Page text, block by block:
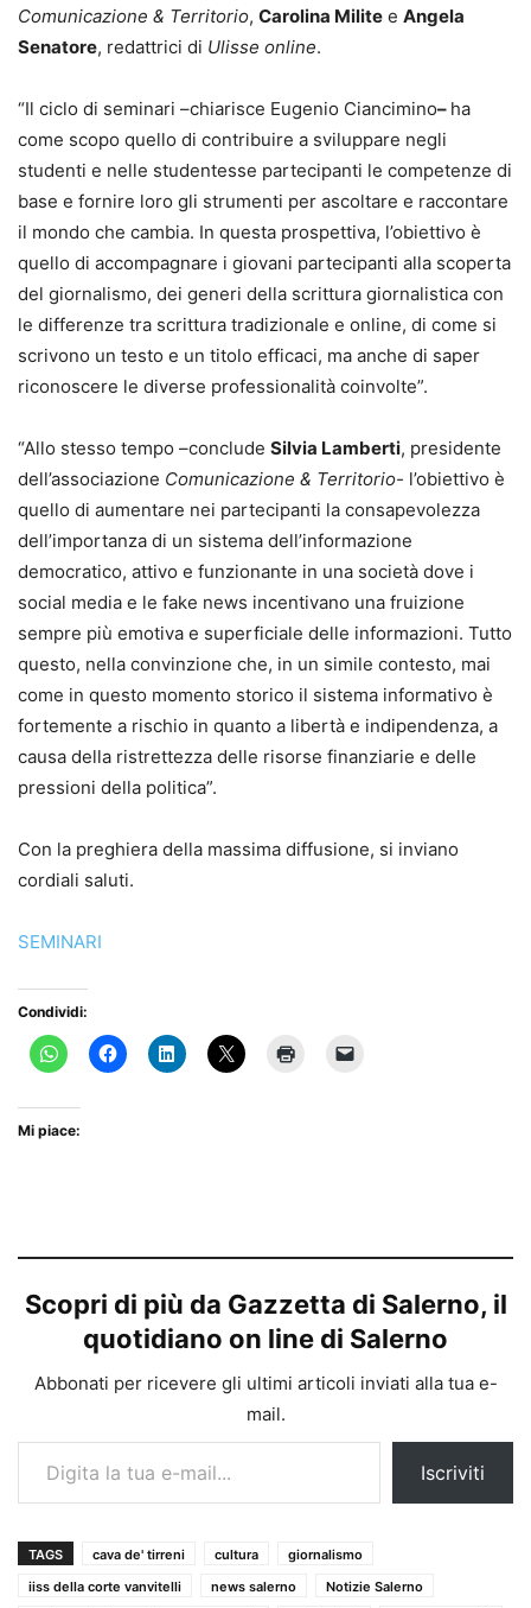
Comunicazione & Territorio, Carolina Milite e Angela
Senatore, redattrici di Ulisse online.
“Il ciclo di seminari –chiarisce Eugenio Ciancimino– ha
come scopo quello di contribuire a sviluppare negli
studenti e nelle studentesse partecipanti le competenze di
base e fornire loro gli strumenti per ascoltare e raccontare
il mondo che cambia. In questa prospettiva, l’obiettivo è
quello di accompagnare i giovani partecipanti alla scoperta
del giornalismo, dei generi della scrittura giornalistica con
le differenze tra scrittura tradizionale e online, di come si
scrivono un testo e un titolo efficaci, ma anche di saper
riconoscere le diverse professionalità coinvolte”.
“Allo stesso tempo –conclude Silvia Lamberti, presidente
dell’associazione Comunicazione & Territorio- l’obiettivo è
quello di aumentare nei partecipanti la consapevolezza
dell’importanza di un sistema dell’informazione
democratico, attivo e funzionante in una società dove i
social media e le fake news incentivano una fruizione
sempre più emotiva e superficiale delle informazioni. Tutto
questo, nella convinzione che, in un simile contesto, mai
come in questo momento storico il sistema informativo è
fortemente a rischio in quanto a libertà e indipendenza, a
causa della ristrettezza delle risorse finanziarie e delle
pressioni della politica”.
Con la preghiera della massima diffusione, si inviano
cordiali saluti.
SEMINARI
Condividi:
Mi piace:
Scopri di più da Gazzetta di Salerno, il
quotidiano on line di Salerno
Abbonati per ricevere gli ultimi articoli inviati alla tua e-
mail.
Digita la tua e-mail...
Iscriviti
TAGS cava de' tirreni cultura
giornalismo
iiss della corte vanvitelli
news salerno
Notizie Salerno